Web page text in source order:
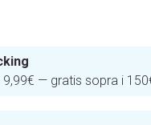
— gratis sopra i